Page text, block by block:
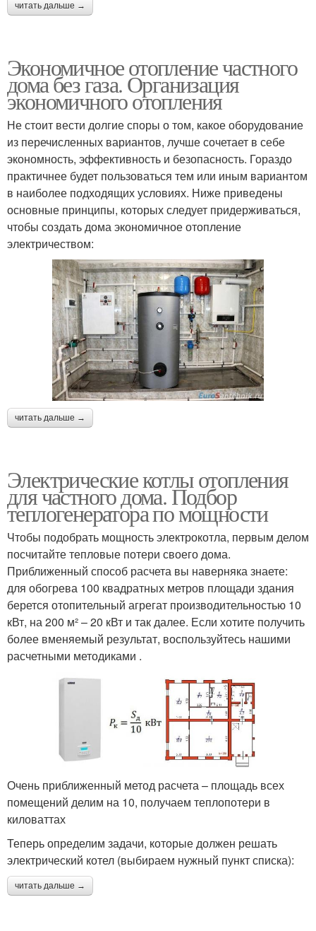
читать дальше →
Экономичное отопление частного
дома без газа. Организация
экономичного отопления
Не стоит вести долгие споры о том, какое оборудование
из перечисленных вариантов, лучше сочетает в себе
экономность, эффективность и безопасность. Гораздо
практичнее будет пользоваться тем или иным вариантом
в наиболее подходящих условиях. Ниже приведены
основные принципы, которых следует придерживаться,
чтобы создать дома экономичное отопление
электричеством:
читать дальше →
Электрические котлы отопления
для частного дома. Подбор
теплогенератора по мощности
Чтобы подобрать мощность электрокотла, первым делом
посчитайте тепловые потери своего дома.
Приближенный способ расчета вы наверняка знаете:
для обогрева 100 квадратных метров площади здания
берется отопительный агрегат производительностью 10
кВт, на 200 м² – 20 кВт и так далее. Если хотите получить
более вменяемый результат, воспользуйтесь нашими
расчетными методиками .
Очень приближенный метод расчета – площадь всех
помещений делим на 10, получаем теплопотери в
киловаттах
Теперь определим задачи, которые должен решать
электрический котел (выбираем нужный пункт списка):
читать дальше →